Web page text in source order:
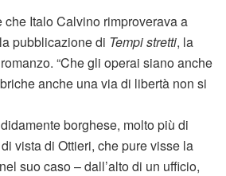
che Italo Calvino rimproverava a
pubblicazione di Tempi stretti, la
“Che gli operai siano anche
anche una via di libertà non si
borghese, molto più di
vista di Ottieri, che pure visse la
suo caso – dall’alto di un ufficio,